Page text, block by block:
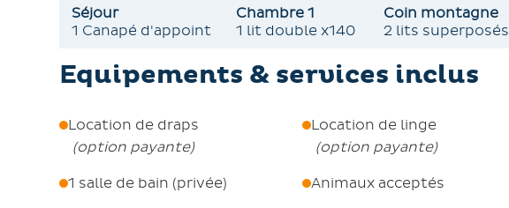
Séjour
1 Canapé d'appoint
Chambre 1
1 lit double x140
Coin montagne
2 lits superposés
Equipements & services inclus
Location de draps
(option payante)
Location de linge
(option payante)
1 salle de bain (privée) Animaux acceptés